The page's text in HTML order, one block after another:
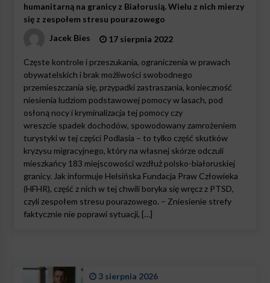
humanitarną na granicy z Białorusią. Wielu z nich mierzy
się z zespołem stresu pourazowego
Jacek Bies
17 sierpnia 2022
Częste kontrole i przeszukania, ograniczenia w prawach
obywatelskich i brak możliwości swobodnego
przemieszczania się, przypadki zastraszania, konieczność
niesienia ludziom podstawowej pomocy w lasach, pod
osłoną nocy i kryminalizacja tej pomocy czy
wreszcie spadek dochodów, spowodowany zamrożeniem
turystyki w tej części Podlasia – to tylko część skutków
kryzysu migracyjnego, który na własnej skórze odczuli
mieszkańcy 183 miejscowości wzdłuż polsko-białoruskiej
granicy. Jak informuje Helsińska Fundacja Praw Człowieka
(HFHR), część z nich w tej chwili boryka się wręcz z PTSD,
czyli zespołem stresu pourazowego. – Zniesienie strefy
faktycznie nie poprawi sytuacji, […]
3 sierpnia 2026